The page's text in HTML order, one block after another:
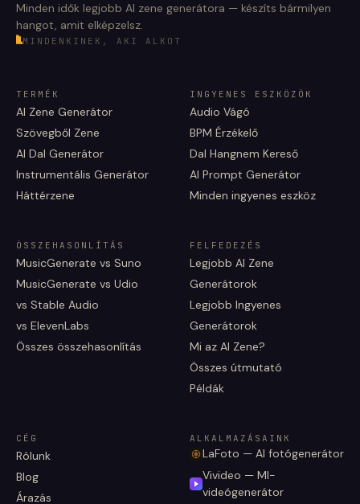
Minden idők legjobb AI zene generátora — készíts bármilyen
hangot, amit elképzelsz.
MINDENKINEK, AKI ALKOT
TERMÉK
AI Zene Generátor
Szövegből Zene
AI Dal Generátor
Instrumentális Generátor
Háttérzene
INGYENES ESZKÖZÖK
Audio Vágó
BPM Érzékelő
Dal Hangnem Kereső
AI Prompt Generátor
Minden ingyenes eszköz
ÖSSZEHASONLÍTÁS
MusicGenerate vs Suno
MusicGenerate vs Udio
vs Stable Audio
vs ElevenLabs
Összes összehasonlítás
FELFEDEZÉS
Legjobb AI Zene
Generátorok
Legjobb Ingyenes
Generátorok
Mi az AI Zene?
Összes útmutató
Példák
CÉG
Rólunk
Blog
Árazás
ALKALMAZÁSAINK
LaFoto — AI fotógenerátor
Vivideo — MI-
videógenerátor